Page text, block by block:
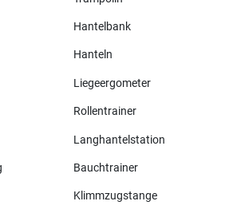
Hantelbank
Hanteln
Liegeergometer
Rollentrainer
Langhantelstation
Bauchtrainer
Klimmzugstange